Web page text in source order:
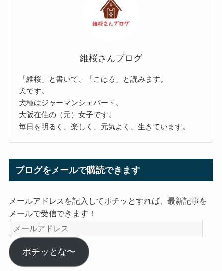
維桜さんブログ
「維桜」と書いて、「こはる」と読みます。
犬です。
犬種はジャーマンシェパード。
大阪在住の（元）女子です。
毎日を明るく、楽しく、元気よく、生きています。
ブログをメールで購読できます
メールアドレスを記入してポチッとすれば、最新記事を
メールで受信できます！
メ
ー
ル
ア
ポチッとな〜